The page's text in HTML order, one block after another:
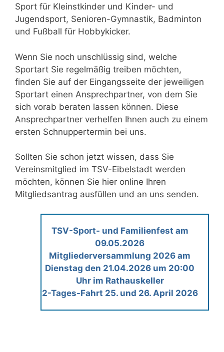
Sport für Kleinstkinder und Kinder- und
Jugendsport, Senioren-Gymnastik, Badminton
und Fußball für Hobbykicker.
Wenn Sie noch unschlüssig sind, welche
Sportart Sie regelmäßig treiben möchten,
finden Sie auf der Eingangsseite der jeweiligen
Sportart einen Ansprechpartner, von dem Sie
sich vorab beraten lassen können. Diese
Ansprechpartner verhelfen Ihnen auch zu einem
ersten Schnuppertermin bei uns.
Sollten Sie schon jetzt wissen, dass Sie
Vereinsmitglied im TSV-Eibelstadt werden
möchten, können Sie hier online Ihren
Mitgliedsantrag ausfüllen und an uns senden.
TSV-Sport- und Familienfest am
09.05.2026
Mitgliederversammlung 2026 am
Dienstag den 21.04.2026 um 20:00
Uhr im Rathauskeller
2-Tages-Fahrt 25. und 26. April 2026